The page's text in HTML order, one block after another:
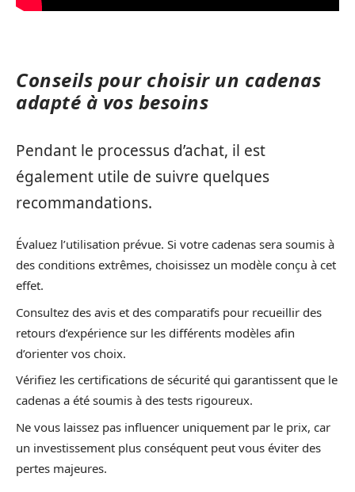
Conseils pour choisir un cadenas
adapté à vos besoins
Pendant le processus d’achat, il est
également utile de suivre quelques
recommandations.
Évaluez l’utilisation prévue. Si votre cadenas sera soumis à
des conditions extrêmes, choisissez un modèle conçu à cet
effet.
Consultez des avis et des comparatifs pour recueillir des
retours d’expérience sur les différents modèles afin
d’orienter vos choix.
Vérifiez les certifications de sécurité qui garantissent que le
cadenas a été soumis à des tests rigoureux.
Ne vous laissez pas influencer uniquement par le prix, car
un investissement plus conséquent peut vous éviter des
pertes majeures.